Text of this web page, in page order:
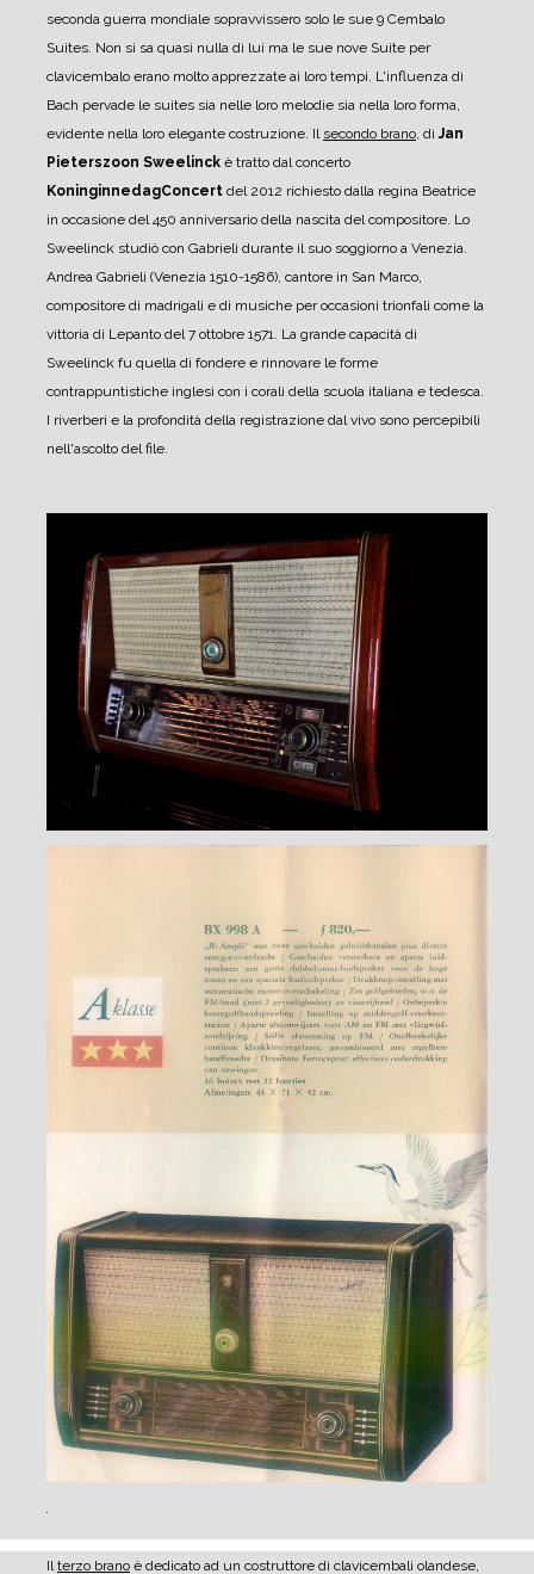
seconda guerra mondiale sopravvissero solo le sue 9 Cembalo
Suites. Non si sa quasi nulla di lui ma le sue nove Suite per
clavicembalo erano molto apprezzate ai loro tempi. L'influenza di
Bach pervade le suites sia nelle loro melodie sia nella loro forma,
evidente nella loro elegante costruzione. Il secondo brano , diJan
Pieterszoon Sweelinck è tratto dal concerto
KoninginnedagConcert del 2012 richiesto dalla regina Beatrice
in occasione del 450 anniversario della nascita del compositore. Lo
Sweelinck studiò con Gabrieli durante il suo soggiorno a Venezia.
Andrea Gabrieli (Venezia 1510-1586), cantore in San Marco,
compositore di madrigali e di musiche per occasioni trionfali come la
vittoria di Lepanto del 7 ottobre 1571.
La grande capacità di
Sweelinck fu quella di fondere e rinnovare le forme
contrappuntistiche inglesi con i corali della scuola italiana e tedesca.
I riverberi e la profondità della registrazione dal vivo sono percepibili
nell'ascolto del file.
Ilterzo brano è dedicato ad un costruttore di clavicembali olandese,